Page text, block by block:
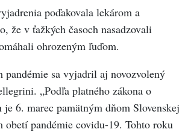
poďakovala lekárom a
že v ťažkých časoch nasadzovali
ohrozeným ľuďom.
pandémie sa vyjadril aj novozvolený
„Podľa platného zákona o
je 6. marec pamätným dňom Slovenskej
pandémie covidu-19. Tohto roku